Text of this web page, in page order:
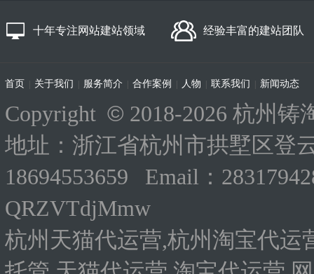
十年专注网站建站领域 经验丰富的建站团队
首页 关于我们 服务简介 合作案例 人物 联系我们 新闻动态
Copyright © 2018-2026 杭州铸
地址：浙江省杭州市拱墅区登
18694553659 Email：
QRZVTdjMmw
杭州天猫代运营,杭州淘宝代运